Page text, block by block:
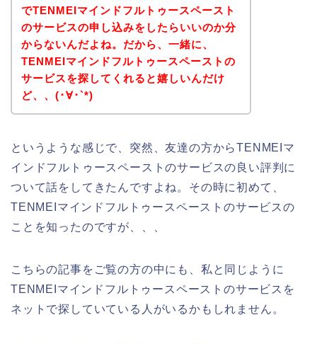
でTENMEIマインドフルトゥースペースト
のサービスの申し込みをしたらいいのか分
からないんだよね。だから、一緒に、
TENMEIマインドフルトゥースペーストの
サービスを探してくれると嬉しいんだけ
ど、、(･∀･`*)
というような感じで、突然、友達の方からTENMEIマ
インドフルトゥースペーストのサービスの良い評判に
ついて話をしてきたんですよね。その時に初めて、
TENMEIマインドフルトゥースペーストのサービスの
ことを知ったのですが、、、
こちらの記事をご覧の方の中にも、私と同じように
TENMEIマインドフルトゥースペーストのサービスを
ネットで探していている人がいるかもしれません。